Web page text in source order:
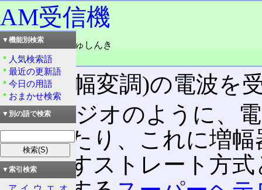
AM受信機
読み：エイエムじゅしんき
品詞：名詞
AM(振幅変調)の電波を
鉱石ラジオのように、
鳴らしたり、これに増
を鳴らすストレート方
▼機能別検索
人気検索語
最近の更新語
今日の用語
おまかせ検索
▼別の語で検索
▼索引検索
ア イ ウ エ オ